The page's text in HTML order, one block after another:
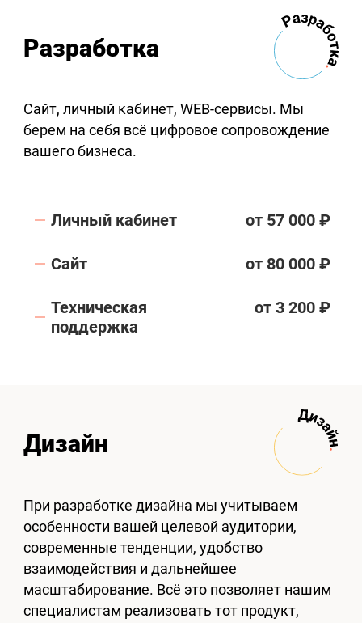
Разработка
Сайт, личный кабинет, WEB-сервисы. Мы
берем на себя всё цифровое сопровождение
вашего бизнеса.
Личный кабинет от 57 000 ₽
Сайт от 80 000 ₽
Техническая
поддержка
от 3 200 ₽
Дизайн
При разработке дизайна мы учитываем
особенности вашей целевой аудитории,
современные тенденции, удобство
взаимодействия и дальнейшее
масштабирование. Всё это позволяет нашим
специалистам реализовать тот продукт,